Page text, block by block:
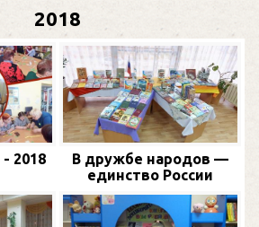
2018
2018
В дружбе народов —
единство России